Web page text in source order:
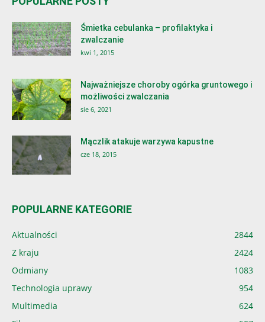
Śmietka cebulanka – profilaktyka i
zwalczanie
kwi 1, 2015
Najważniejsze choroby ogórka gruntowego i
możliwości zwalczania
sie 6, 2021
Mączlik atakuje warzywa kapustne
cze 18, 2015
POPULARNE KATEGORIE
Aktualności
2844
Z kraju
2424
Odmiany
1083
Technologia uprawy
954
Multimedia
624